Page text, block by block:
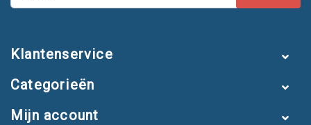
Klantenservice
Categorieën
Mijn account